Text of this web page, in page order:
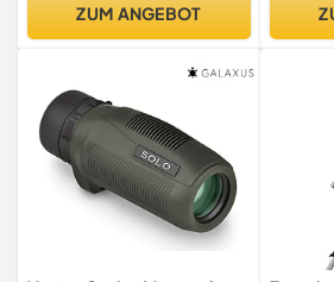
ZUM ANGEBOT
40x-